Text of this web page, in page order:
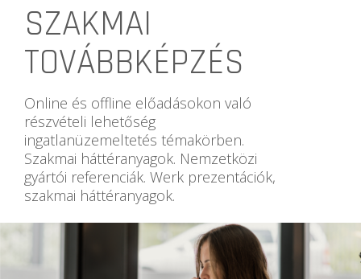
SZAKMAI
TOVÁBBKÉPZÉS
Online és offline előadásokon való
részvételi lehetőség
ingatlanüzemeltetés témakörben.
Szakmai háttéranyagok. Nemzetközi
gyártói referenciák. Werk prezentációk,
szakmai háttéranyagok.